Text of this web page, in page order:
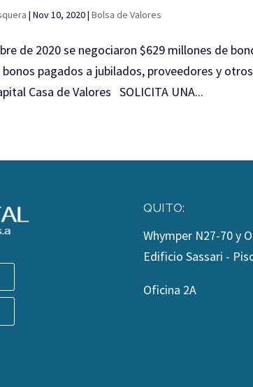
|Nov 10, 2020|Bolsa de Valores
de 2020 se negociaron $629 millones de
pagados a jubilados, proveedores y
Casa de Valores SOLICITA UNA...
QUITO:
Whymper N27-70 y
Edificio Sassari -
Oficina 2A